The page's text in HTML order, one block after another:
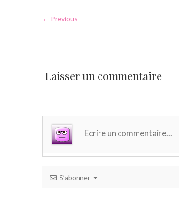
← Previous
Laisser un commentaire
S’abonner